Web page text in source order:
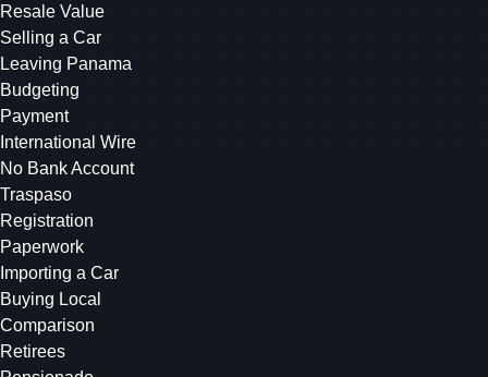
Resale Value
Selling a Car
Leaving Panama
Budgeting
Payment
International Wire
No Bank Account
Traspaso
Registration
Paperwork
Importing a Car
Buying Local
Comparison
Retirees